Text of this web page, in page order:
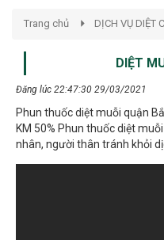
DIỆT
Đăng lúc 22:47:30 29/03/2021
KM 50% Phun thuốc diệt
nhân, người thân tránh khỏi